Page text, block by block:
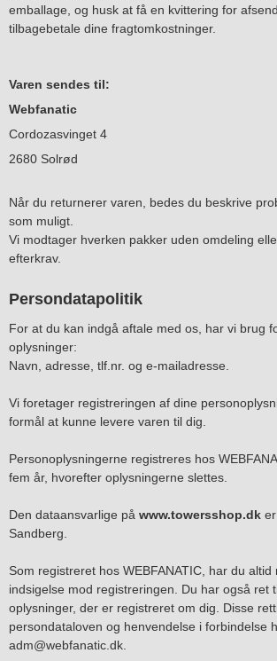
emballage, og husk at få en kvittering for
tilbagebetale dine fragtomkostninger.
Varen sendes til:
Webfanatic
Cordozasvinget 4
2680 Solrød
Når du returnerer varen, bedes du beskrive
som muligt.
Vi modtager hverken pakker uden omdeling
efterkrav.
Persondatapolitik
For at du kan indgå aftale med os, har vi brug
oplysninger:
Navn, adresse, tlf.nr. og e-mailadresse.
Vi foretager registreringen af dine
formål at kunne levere varen til dig.
Personoplysningerne registreres hos
fem år, hvorefter oplysningerne slettes.
Den dataansvarlige på www.towersshop.dk
Sandberg.
Som registreret hos WEBFANATIC, har du altid
indsigelse mod registreringen. Du har også ret
oplysninger, der er registreret om dig. Disse
persondataloven og henvendelse i forbindelse
adm@webfanatic.dk.